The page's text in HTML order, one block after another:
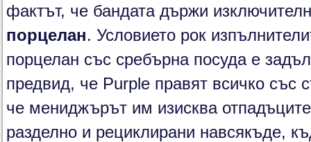
фактът, че бандата държи
порцелан. Условието рок
порцелан със сребърна посуда е
предвид, че Purple правят всичко със
че мениджърът им изисква
разделно и рециклирани навсякъде,